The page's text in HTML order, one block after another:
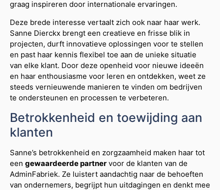
graag inspireren door internationale ervaringen.
Deze brede interesse vertaalt zich ook naar haar werk.
Sanne Dierckx brengt een creatieve en frisse blik in
projecten, durft innovatieve oplossingen voor te stellen
en past haar kennis flexibel toe aan de unieke situatie
van elke klant. Door deze openheid voor nieuwe ideeën
en haar enthousiasme voor leren en ontdekken, weet ze
steeds vernieuwende manieren te vinden om bedrijven
te ondersteunen en processen te verbeteren.
Betrokkenheid en toewijding aan
klanten
Sanne’s betrokkenheid en zorgzaamheid maken haar tot
een gewaardeerde partner voor de klanten van de
AdminFabriek. Ze luistert aandachtig naar de behoeften
van ondernemers, begrijpt hun uitdagingen en denkt mee